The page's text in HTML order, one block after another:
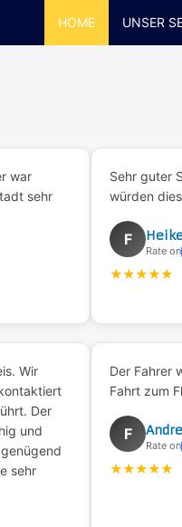
HOME UNSER
war
sehr
Sehr guter
würden
F
Rate on
★★★★★
Wir
Der
und
sehr
Der Fahrer
Fahrt zum
F
Rate on
★★★★★